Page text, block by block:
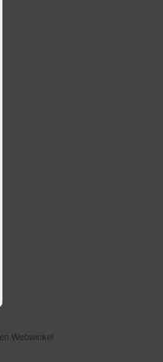
Webwinkel